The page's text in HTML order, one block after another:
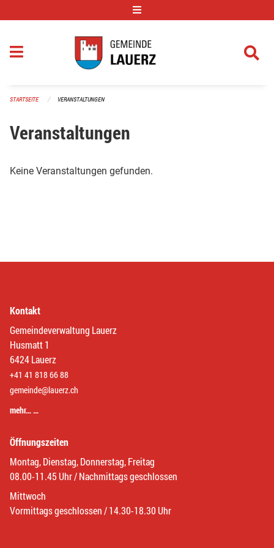
STARTSEITE VERANSTALTUNGEN
Veranstaltungen
Keine Veranstaltungen gefunden.
Kontakt
Gemeindeverwaltung Lauerz
Husmatt 1
6424 Lauerz
+41 41 818 66 88
gemeinde@lauerz.ch
mehr… …
Öffnungszeiten
Montag, Dienstag, Donnerstag, Freitag
08.00-11.45 Uhr / Nachmittags geschlossen
Mittwoch
Vormittags geschlossen / 14.30-18.30 Uhr